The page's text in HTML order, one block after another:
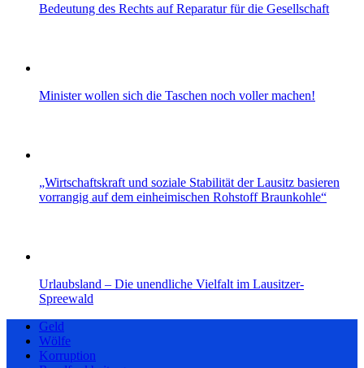
Bedeutung des Rechts auf Reparatur für die Gesellschaft
Minister wollen sich die Taschen noch voller machen!
„Wirtschaftskraft und soziale Stabilität der Lausitz basieren
vorrangig auf dem einheimischen Rohstoff Braunkohle“
Urlaubsland – Die unendliche Vielfalt im Lausitzer-
Spreewald
Geld
Wölfe
Korruption